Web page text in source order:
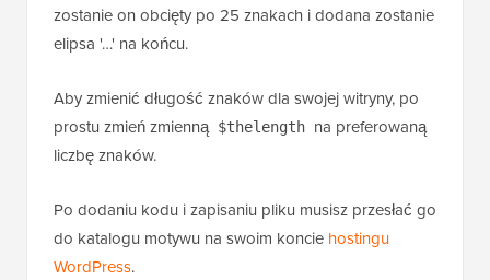
zostanie on obcięty po 25 znakach i dodana zostanie
elipsa '…' na końcu.
Aby zmienić długość znaków dla swojej witryny, po
prostu zmień zmienną $thelength na preferowaną
liczbę znaków.
Po dodaniu kodu i zapisaniu pliku musisz przesłać go
do katalogu motywu na swoim koncie hostingu
WordPress.